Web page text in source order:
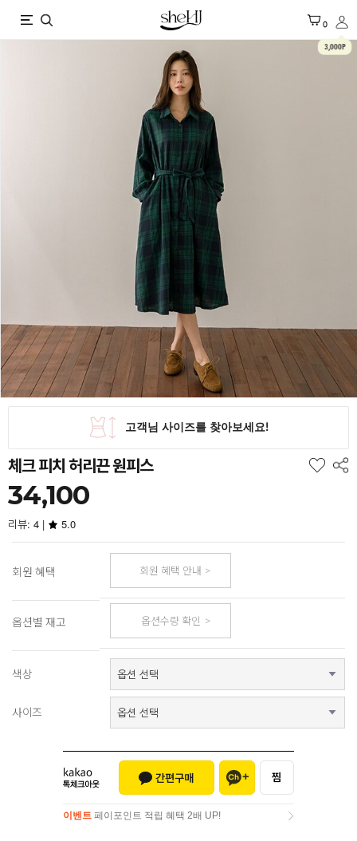
X 0
3,000P
체크 피치 허리끈 원피스
34,100
리뷰: 4 | 5.0
회원 혜택 회원 혜택 안내
옵션별 재고 옵션수량 확인
색상
사이즈
이벤트 페이포인트 적립 혜택 2배 UP!